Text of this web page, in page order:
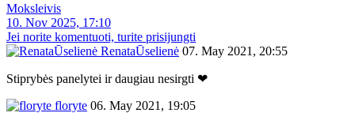
Moksleivis
10. Nov 2025, 17:10
Jei norite komentuoti, turite prisijungti
RenataŪselienė 07. May 2021, 20:55
Stiprybės panelytei ir daugiau nesirgti ❤
floryte 06. May 2021, 19:05